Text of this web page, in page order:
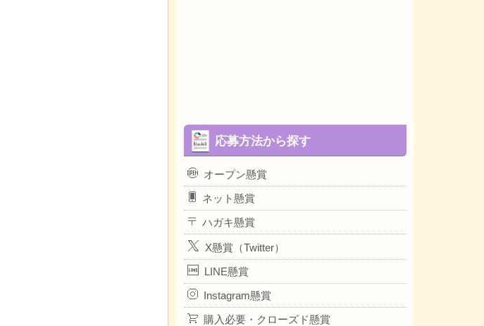
応募方法から探す
オープン懸賞
ネット懸賞
ハガキ懸賞
X懸賞（Twitter）
LINE懸賞
Instagram懸賞
購入必要・クローズド懸賞